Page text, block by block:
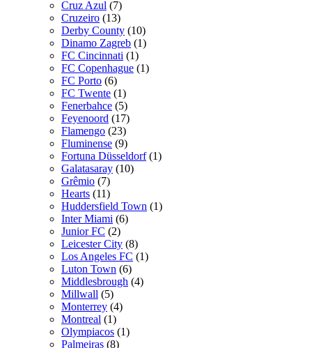
Cruz Azul (7)
Cruzeiro (13)
Derby County (10)
Dinamo Zagreb (1)
FC Cincinnati (1)
FC Copenhague (1)
FC Porto (6)
FC Twente (1)
Fenerbahce (5)
Feyenoord (17)
Flamengo (23)
Fluminense (9)
Fortuna Düsseldorf (1)
Galatasaray (10)
Grêmio (7)
Hearts (11)
Huddersfield Town (1)
Inter Miami (6)
Junior FC (2)
Leicester City (8)
Los Angeles FC (1)
Luton Town (6)
Middlesbrough (4)
Millwall (5)
Monterrey (4)
Montreal (1)
Olympiacos (1)
Palmeiras (8)